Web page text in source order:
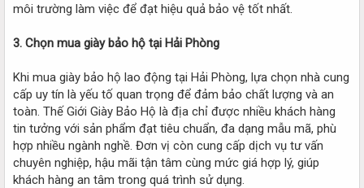
môi trường làm việc để đạt hiệu quả bảo vệ tốt nhất.
3. Chọn mua giày bảo hộ tại Hải Phòng
Khi mua giày bảo hộ lao động tại Hải Phòng, lựa chọn nhà cung
cấp uy tín là yếu tố quan trọng để đảm bảo chất lượng và an
toàn. Thế Giới Giày Bảo Hộ là địa chỉ được nhiều khách hàng
tin tưởng với sản phẩm đạt tiêu chuẩn, đa dạng mẫu mã, phù
hợp nhiều ngành nghề. Đơn vị còn cung cấp dịch vụ tư vấn
chuyên nghiệp, hậu mãi tận tâm cùng mức giá hợp lý, giúp
khách hàng an tâm trong quá trình sử dụng.